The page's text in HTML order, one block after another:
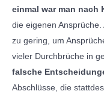
einmal war man nach
die eigenen
zu gering, um
vieler Durchbrüche in
falsche
Abschlüsse, die